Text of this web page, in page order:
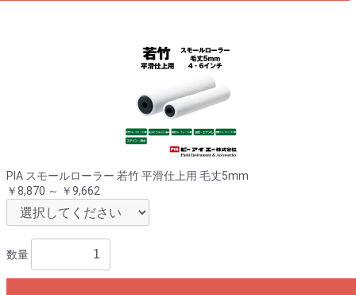
PIA スモールローラー 若竹 平滑仕上用 毛丈5mm
￥8,870 ～ ￥9,662
数量